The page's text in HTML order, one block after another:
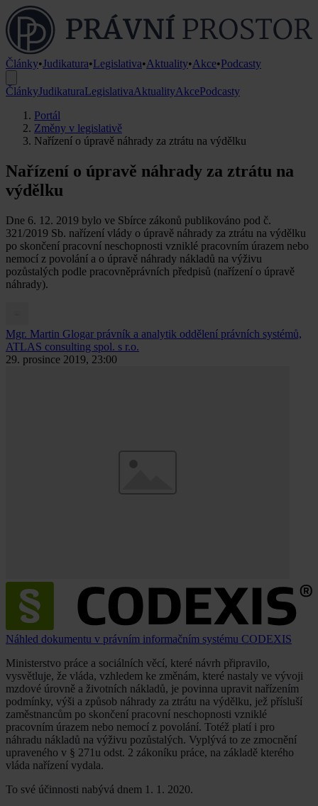
Články•Judikatura•Legislativa•Aktuality•Akce•Podcasty
ČlánkyJudikaturaLegislativaAktualityAkcePodcasty
Portál
Změny v legislativě
Nařízení o úpravě náhrady za ztrátu na výdělku
Nařízení o úpravě náhrady za ztrátu na
výdělku
Dne 6. 12. 2019 bylo ve Sbírce zákonů publikováno pod č.
321/2019 Sb. nařízení vlády o úpravě náhrady za ztrátu na výdělku
po skončení pracovní neschopnosti vzniklé pracovním úrazem nebo
nemocí z povolání a o úpravě náhrady nákladů na výživu
pozůstalých podle pracovněprávních předpisů (nařízení o úpravě
náhrady).
Mgr. Martin Glogar právník a analytik oddělení právních systémů,
ATLAS consulting spol. s r.o.
29. prosince 2019, 23:00
Náhled dokumentu v právním informačním systému CODEXIS
Ministerstvo práce a sociálních věcí, které návrh připravilo,
vysvětluje, že vláda, vzhledem ke změnám, které nastaly ve vývoji
mzdové úrovně a životních nákladů, je povinna upravit nařízením
podmínky, výši a způsob náhrady za ztrátu na výdělku, jež přísluší
zaměstnancům po skončení pracovní neschopnosti vzniklé
pracovním úrazem nebo nemocí z povolání. Totéž platí i pro
náhradu nákladů na výživu pozůstalých. Vyplývá to ze zmocnění
upraveného v § 271u odst. 2 zákoníku práce, na základě kterého
vláda nařízení vydala.
To své účinnosti nabývá dnem 1. 1. 2020.